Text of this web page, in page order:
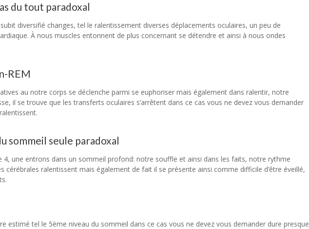
du tout paradoxal
diversifié changes, tel le ralentissement diverses déplacements oculaires, un peu de
À nous muscles entonnent de plus concernant se détendre et ainsi à nous ondes
REM
au notre corps se déclenche parmi se euphoriser mais également dans ralentir, notre
il se trouve que les transferts oculaires s’arrêtent dans ce cas vous ne devez vous demander
sommeil seule paradoxal
4, une entrons dans un sommeil profond: notre souffle et ainsi dans les faits, notre rythme
cérébrales ralentissent mais également de fait il se présente ainsi comme difficile d’être éveillé,
estimé tel le 5ème niveau du sommeil dans ce cas vous ne devez vous demander dure presque